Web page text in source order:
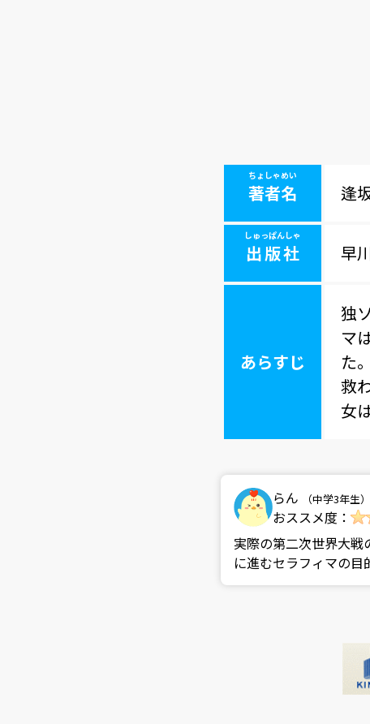
著者名
ちょしゃめい
逢
出版社
しゅっぱんしゃ
早
あらすじ
独
マ
た
救
女
らん （中学3年生）
おススメ度：
実際の第二次世界大戦
に進むセラフィマの目